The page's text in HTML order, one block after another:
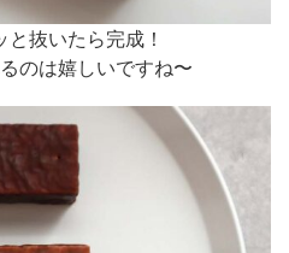
抜いたら完成！
のは嬉しいですね〜